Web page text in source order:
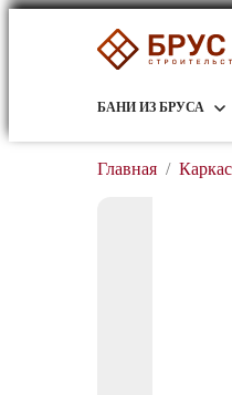
БАНИ ИЗ БРУСА
Главная /